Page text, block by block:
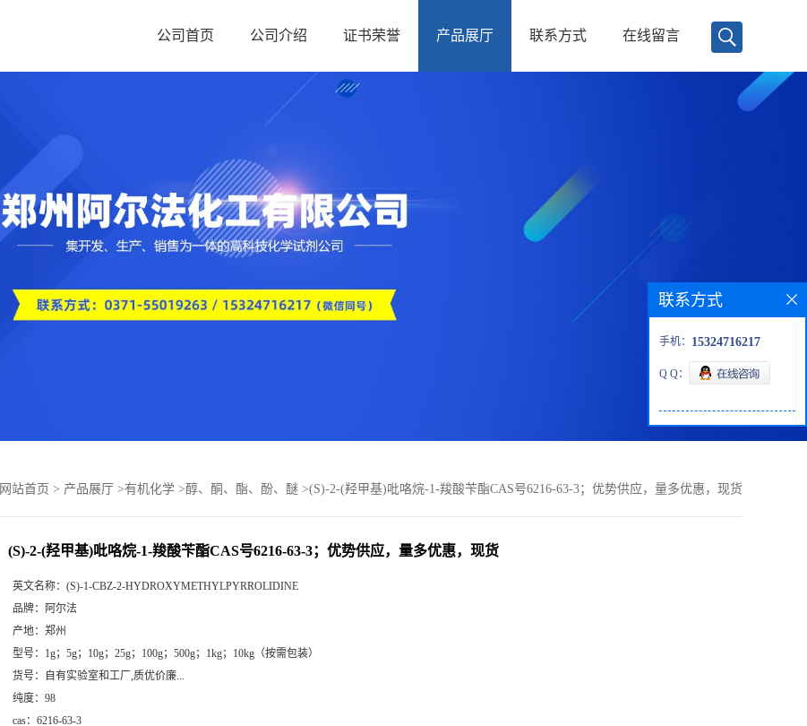
公司首页 公司介绍 证书荣誉 产品展厅 联系方式 在线留言
网站首页 > 产品展厅 >有机化学 >醇、酮、酯、酚、醚 >(S)-2-(羟甲基)吡咯烷-1-羧酸苄酯CAS号6216-63-3；优势供应，量多优惠，现货
(S)-2-(羟甲基)吡咯烷-1-羧酸苄酯CAS号6216-63-3；优势供应，量多优惠，现货
英文名称： (S)-1-CBZ-2-HYDROXYMETHYLPYRROLIDINE
品牌： 阿尔法
产地： 郑州
型号： 1g；5g；10g；25g；100g；500g；1kg；10kg（按需包装）
货号：
自有实验室和工厂,质优价廉...
纯度： 98
cas： 6216-63-3
联系方式
手机： 15324716217
Q Q：